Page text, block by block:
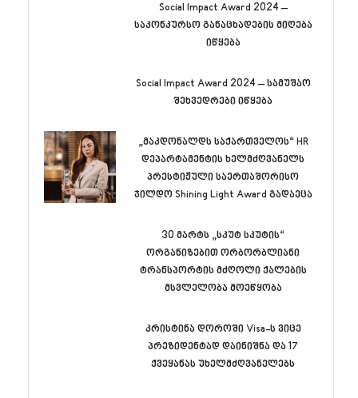
Social Impact Award 2024 –
საკონკურსო განაცხადების მიღება
იწყება
Social Impact Award 2024 – სამუშაო
შეხვედრები იწყება
„მაკდონალდს საქართველოს“ HR
დეპარტამენტის ხელმძღვანელს
პრესტიჟული საერთაშორისო
ჯილდო Shining Light Award გადაეცა
30 მარტს „სკუტ სკუტის“
ორგანიზებით ორბორბლიანი
ტრანსპორტის მძღოლი ქალების
მსვლელობა მოეწყობა
კრისტინა დოროში Visa-ს ვიცე
პრეზიდენტად დაინიშნა და 17
ქვეყანას უხელმძღვანელებს